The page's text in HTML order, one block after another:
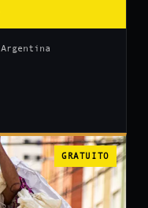
GRATUITO